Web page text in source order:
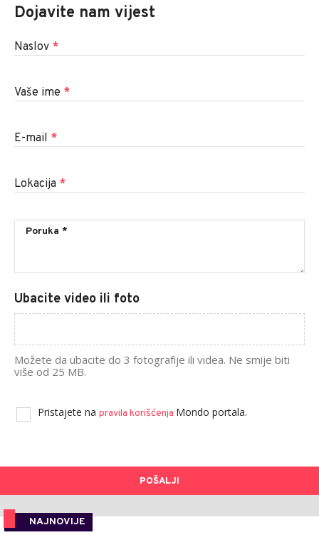
Dojavite nam vijest
Naslov *
Vaše ime *
E-mail *
Lokacija *
Ubacite video ili foto
Možete da ubacite do 3 fotografije ili videa. Ne smije biti
više od 25 MB.
Pristajete na pravila korišćenja Mondo portala.
POŠALJI
NAJNOVIJE